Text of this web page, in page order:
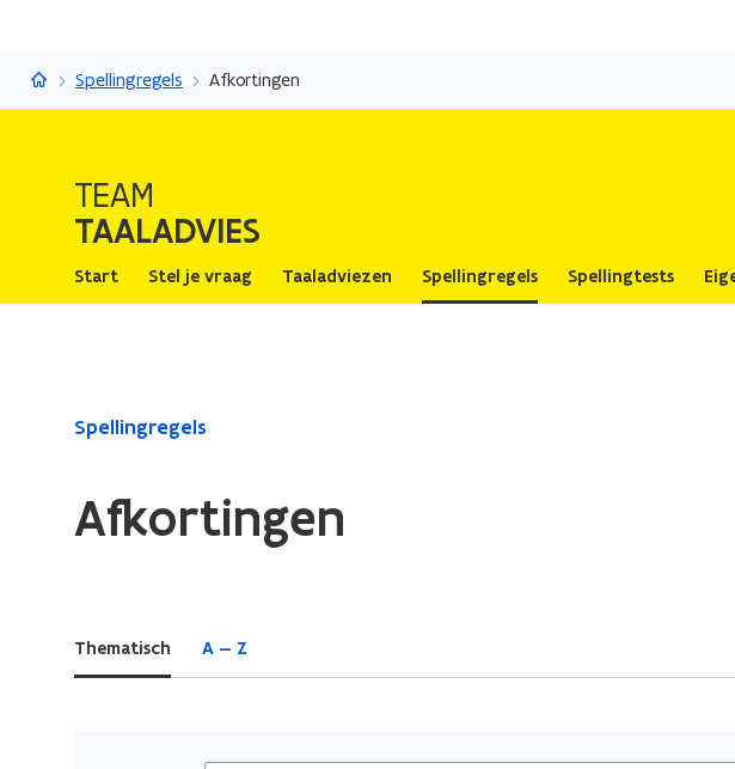
TaaladviesSpellingregels Afkortingen
TEAM
TAALADVIES
Start Stel je vraag Taaladviezen Spellingregels Spellingtests
Gedaan
Afkortingen
Spellingregels
Afkortingen
Thematisch A — Z